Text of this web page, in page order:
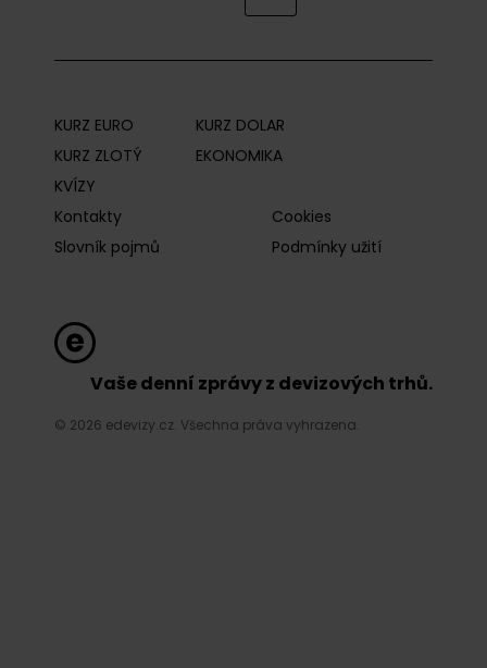
KURZ EURO
KURZ DOLAR
KURZ ZLOTÝ
EKONOMIKA
KVÍZY
Kontakty
Cookies
Slovník pojmů
Podmínky užití
Vaše denní zprávy z devizových trhů.
© 2026 edevizy.cz. Všechna práva vyhrazena.